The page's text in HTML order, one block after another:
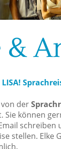
&
der
Sie können
schreiben
stellen. Elke